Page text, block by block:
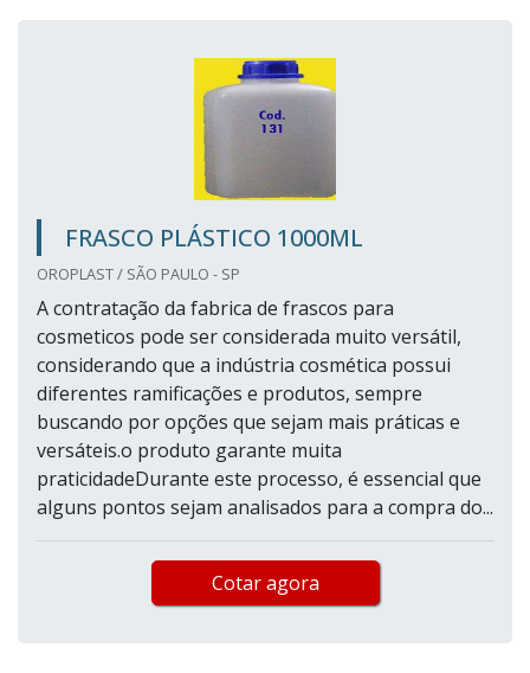
FRASCO PLÁSTICO 1000ML
OROPLAST / SÃO PAULO - SP
A contratação da fabrica de frascos para
cosmeticos pode ser considerada muito versátil,
considerando que a indústria cosmética possui
diferentes ramificações e produtos, sempre
buscando por opções que sejam mais práticas e
versáteis.o produto garante muita
praticidadeDurante este processo, é essencial que
alguns pontos sejam analisados para a compra do...
Cotar agora